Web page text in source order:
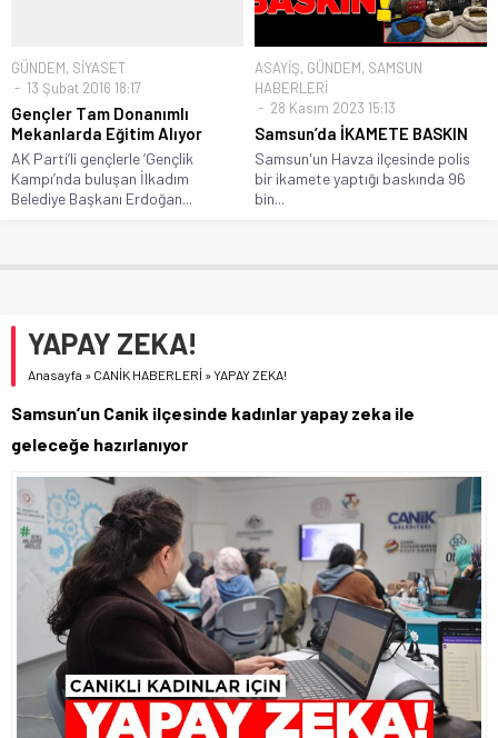
GÜNDEM, SİYASET
13 Şubat 2016 18:17
Gençler Tam Donanımlı
Mekanlarda Eğitim Alıyor
AK Parti’li gençlerle ‘Gençlik
Kampı’nda buluşan İlkadım
Belediye Başkanı Erdoğan...
ASAYİŞ, GÜNDEM, SAMSUN
HABERLERİ
28 Kasım 2023 15:13
Samsun’da İKAMETE BASKIN
Samsun'un Havza ilçesinde polis
bir ikamete yaptığı baskında 96
bin...
YAPAY ZEKA!
Anasayfa » CANİK HABERLERİ »YAPAY ZEKA!
Samsun’un Canik ilçesinde kadınlar yapay zeka ile
geleceğe hazırlanıyor